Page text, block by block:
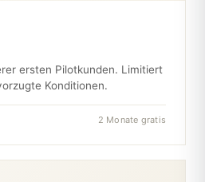
ersten Pilotkunden. Limitiert
Konditionen.
2 Monate gratis